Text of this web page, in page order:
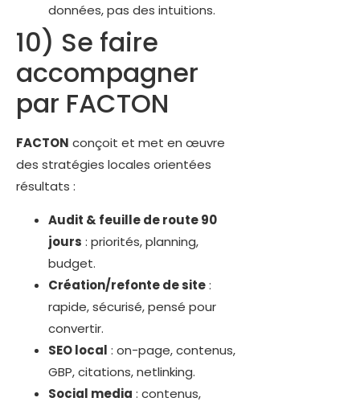
données, pas des intuitions.
10) Se faire
accompagner
par FACTON
FACTON conçoit et met en œuvre
des stratégies locales orientées
résultats :
Audit & feuille de route 90
jours : priorités, planning,
budget.
Création/refonte de site:
rapide, sécurisé, pensé pour
convertir.
SEO local : on-page, contenus,
GBP, citations, netlinking.
Social media : contenus,